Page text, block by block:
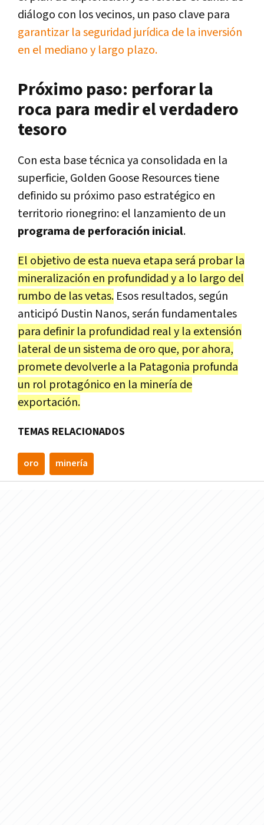
diálogo con los vecinos, un paso clave para
garantizar la seguridad jurídica de la inversión
en el mediano y largo plazo.
Próximo paso: perforar la
roca para medir el verdadero
tesoro
Con esta base técnica ya consolidada en la
superficie, Golden Goose Resources tiene
definido su próximo paso estratégico en
territorio rionegrino: el lanzamiento de un
programa de perforación inicial.
El objetivo de esta nueva etapa será probar la
mineralización en profundidad y a lo largo del
rumbo de las vetas. Esos resultados, según
anticipó Dustin Nanos, serán fundamentales
para definir la profundidad real y la extensión
lateral de un sistema de oro que, por ahora,
promete devolverle a la Patagonia profunda
un rol protagónico en la minería de
exportación.
TEMAS RELACIONADOS
oro minería